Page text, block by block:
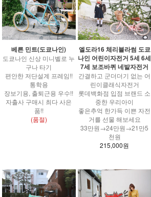
베른 민트(도쿄나인)
도쿄나인 신상 미니벨로 누
구나 타기
편안한 저단설계 프레임!!
통학용
장보기용, 출퇴근용 우수!!
자출사 구매시 최다 사은
품!!
(품절)
엘도라16 체리블라썸 도쿄
나인 어린이자전거 5세 6세
7세 보조바퀴 네발자전거
간결하고 군더더기 없는 어
린이클래식자전거
롯데백화점 입점 브랜드 소
중한 우리아이
좋은추억 한가득 이쁜 자전
거를 선물 해보세요
33만원→24만원→21만5
천원
215,000원